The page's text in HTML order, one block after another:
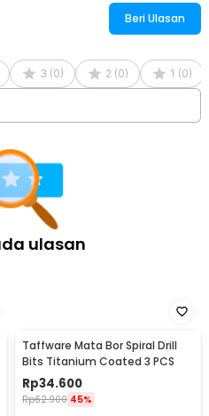
Beri Ulasan
3 (0) 2 (0) 1 (0)
ulasan
Taffware Mata Bor Spiral Drill
Bits Titanium Coated 3 PCS
Rp34.600
Rp62.900 45%